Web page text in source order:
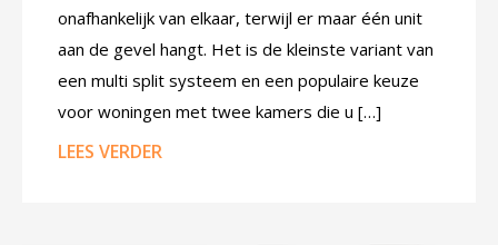
onafhankelijk van elkaar, terwijl er maar één unit
aan de gevel hangt. Het is de kleinste variant van
een multi split systeem en een populaire keuze
voor woningen met twee kamers die u […]
LEES VERDER